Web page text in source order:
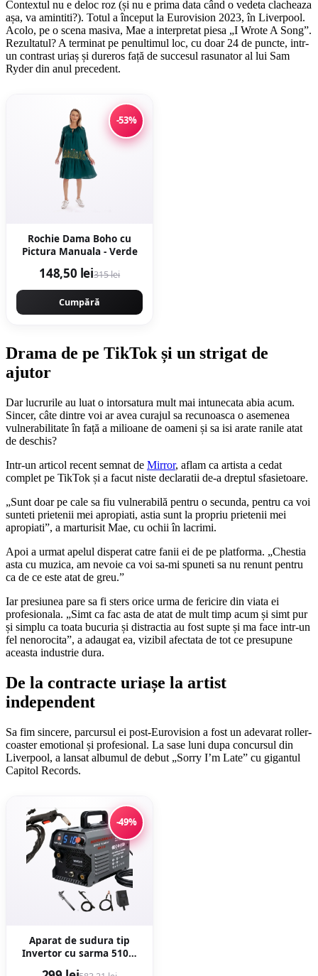
Contextul nu e deloc roz (și nu e prima data când o vedeta clacheaza
așa, va amintiti?). Totul a început la Eurovision 2023, în Liverpool.
Acolo, pe o scena masiva, Mae a interpretat piesa „I Wrote A Song”.
Rezultatul? A terminat pe penultimul loc, cu doar 24 de puncte, intr-
un contrast uriaș și dureros față de succesul rasunator al lui Sam
Ryder din anul precedent.
-53%
Rochie Dama Boho cu
Pictura Manuala - Verde
148,50 lei315 lei
Cumpără
Drama de pe TikTok și un strigat de
ajutor
Dar lucrurile au luat o intorsatura mult mai intunecata abia acum.
Sincer, câte dintre voi ar avea curajul sa recunoasca o asemenea
vulnerabilitate în față a milioane de oameni și sa isi arate ranile atat
de deschis?
Intr-un articol recent semnat de Mirror, aflam ca artista a cedat
complet pe TikTok și a facut niste declaratii de-a dreptul sfasietoare.
„Sunt doar pe cale sa fiu vulnerabilă pentru o secunda, pentru ca voi
sunteti prietenii mei apropiati, astia sunt la propriu prietenii mei
apropiati”, a marturisit Mae, cu ochii în lacrimi.
Apoi a urmat apelul disperat catre fanii ei de pe platforma. „Chestia
asta cu muzica, am nevoie ca voi sa-mi spuneti sa nu renunt pentru
ca de ce este atat de greu.”
Iar presiunea pare sa fi sters orice urma de fericire din viata ei
profesionala. „Simt ca fac asta de atat de mult timp acum și simt pur
și simplu ca toata bucuria și distractia au fost supte și ma face intr-un
fel nenorocita”, a adaugat ea, vizibil afectata de tot ce presupune
aceasta industrie dura.
De la contracte uriașe la artist
independent
Sa fim sincere, parcursul ei post-Eurovision a fost un adevarat roller-
coaster emotional și profesional. La sase luni dupa concursul din
Liverpool, a lansat albumul de debut „Sorry I’m Late” cu gigantul
Capitol Records.
-49%
Aparat de sudura tip
Invertor cu sarma 510A,